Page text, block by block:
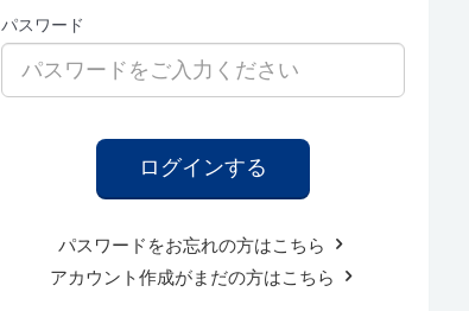
パスワード
パスワードをお忘れの方はこちら
アカウント作成がまだの方はこちら